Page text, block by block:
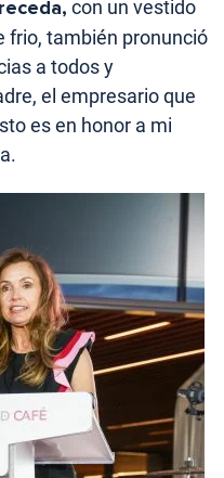
con un vestido
frio, también pronunció
a todos y
el empresario que
es en honor a mi